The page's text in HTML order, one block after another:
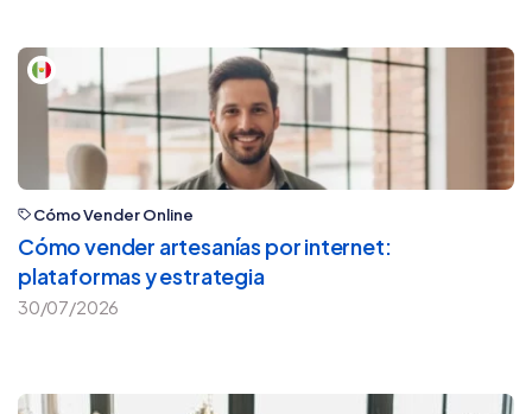
Cómo Vender Online
Cómo vender artesanías por internet:
plataformas y estrategia
30/07/2026